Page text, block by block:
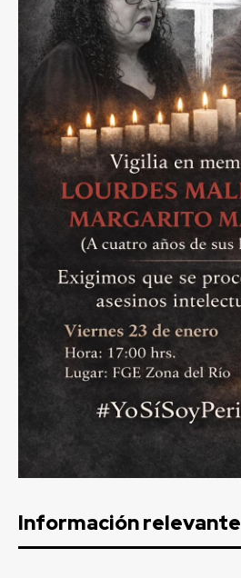
Información relevante